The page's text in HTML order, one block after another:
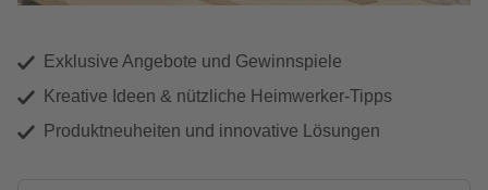
Exklusive Angebote und Gewinnspiele
Kreative Ideen & nützliche Heimwerker-Tipps
Produktneuheiten und innovative Lösungen